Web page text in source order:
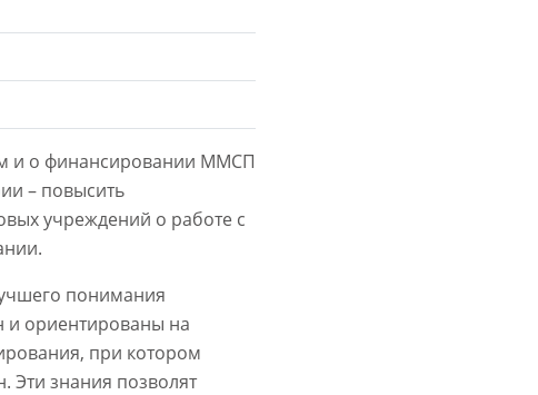
и о финансировании ММСП
– повысить
учреждений о работе с
понимания
и ориентированы на
при котором
Эти знания позволят